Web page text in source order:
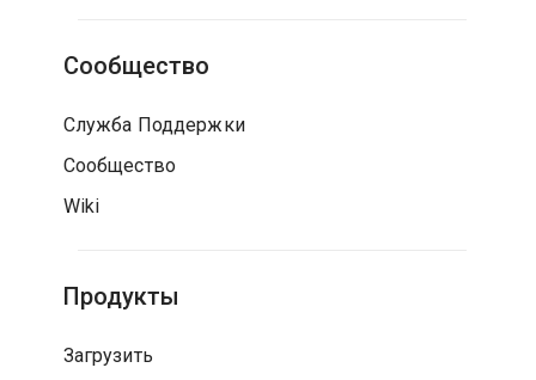
Сообщество
Служба Поддержки
Сообщество
Wiki
Продукты
Загрузить